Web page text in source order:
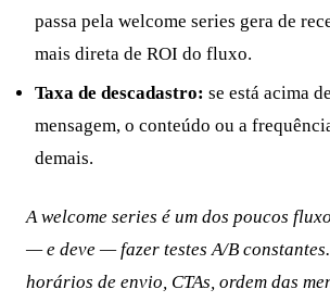
passa pela welcome series gera de
mais direta de ROI do fluxo.
Taxa de descadastro: se está acima
mensagem, o conteúdo ou a
demais.
A welcome series é um dos poucos
— e deve — fazer testes A/B
horários de envio, CTAs, ordem das